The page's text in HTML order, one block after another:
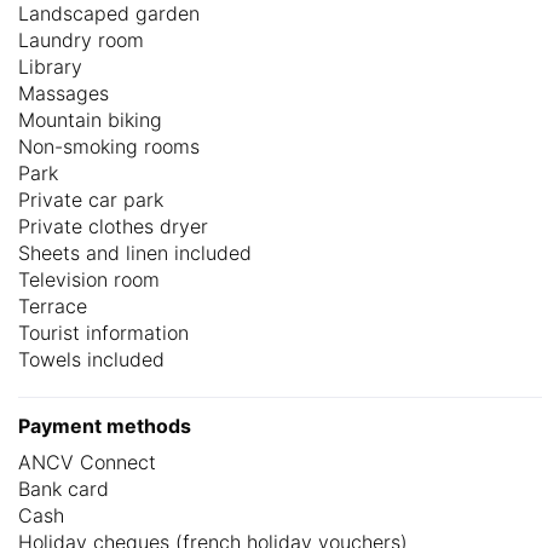
Landscaped garden
Laundry room
Library
Massages
Mountain biking
Non-smoking rooms
Park
Private car park
Private clothes dryer
Sheets and linen included
Television room
Terrace
Tourist information
Towels included
Payment methods
ANCV Connect
Bank card
Cash
Holiday cheques (french holiday vouchers)